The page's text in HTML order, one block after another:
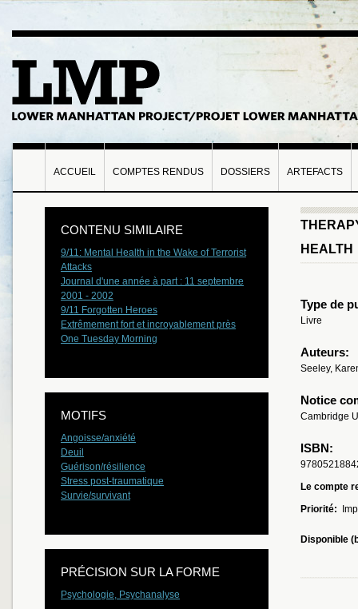
ACCUEIL COMPTES RENDUS DOSSIERS ARTEFACTS
HEALTH
Type de
Livre
Auteurs:
Seeley,
Notice
Cambridge
ISBN:
Le compte
Priorité:
Disponible
CONTENU SIMILAIRE
9/11: Mental Health in the Wake of Terrorist
Attacks
Journal d'une année à part : 11 septembre
2001 - 2002
9/11 Forgotten Heroes
Extrêmement fort et incroyablement près
One Tuesday Morning
MOTIFS
Angoisse/anxiété
Deuil
Guérison/résilience
Stress post-traumatique
Survie/survivant
PRÉCISION SUR LA FORME
Psychologie, Psychanalyse